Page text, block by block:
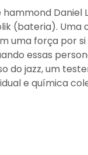
Daniel
(bateria). Uma
uma força por
essas
do jazz, um
e química